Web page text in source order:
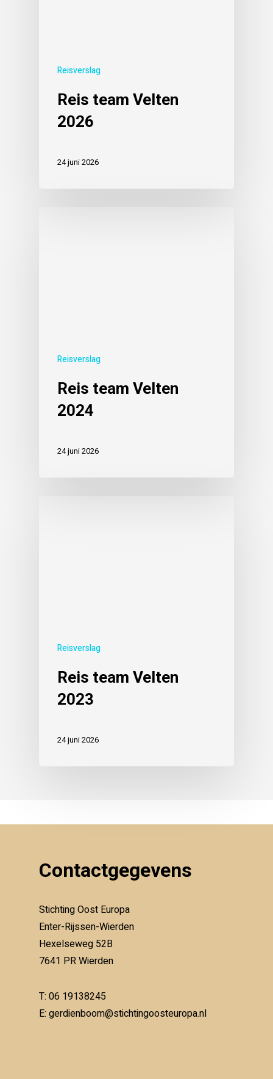
Reisverslag
Reis team Velten
2026
24 juni 2026
Reisverslag
Reis team Velten
2024
24 juni 2026
Reisverslag
Reis team Velten
2023
24 juni 2026
Contactgegevens
Stichting Oost Europa
Enter-Rijssen-Wierden
Hexelseweg 52B
7641 PR Wierden
T: 06 19138245
E: gerdienboom@stichtingoosteuropa.nl